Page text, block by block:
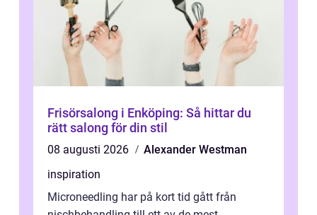
Frisörsalong i Enköping: Så hittar du
rätt salong för din stil
08 augusti 2026
Alexander Westman
inspiration
Microneedling har på kort tid gått från